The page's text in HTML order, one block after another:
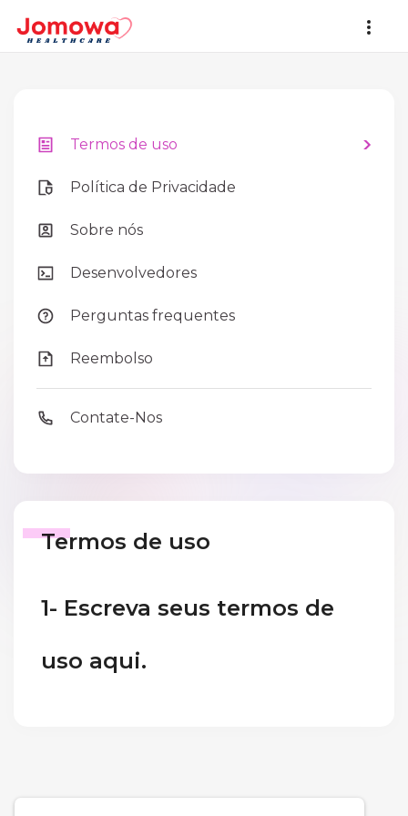
Termos de uso
Política de Privacidade
Sobre nós
Desenvolvedores
Perguntas frequentes
Reembolso
Contate-Nos
Termos de uso
1- Escreva seus termos de
uso aqui.